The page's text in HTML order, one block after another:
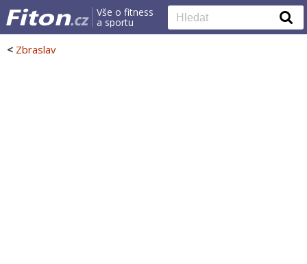
Vše o fitness
a sportu
< Zbraslav